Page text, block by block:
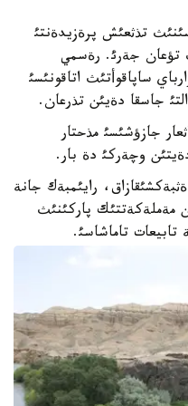
تذثعئش پرةزيدةنتئ
تؤعان جةرئ. رةسمي
ساپاقوأتئث اتاقونئسئ
جاسقا دةيئن تذرعان.
جازؤشئسئ مذحتار
وچةركئ دة بار.
رايئمبةك جانة
مةملةكةتتئك پاركئنئث
تابيعات تاماشاسئ.